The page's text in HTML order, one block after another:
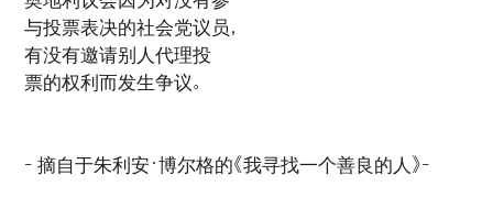
与投票表决的社会党议员，
有没有邀请别人代理投
票的权利而发生争议。
- 摘自于朱利安·博尔格的《我寻找一个善良的人》-